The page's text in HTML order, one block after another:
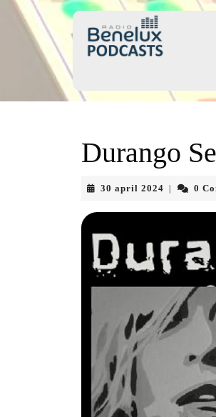
Skip
Durango
30 april 2024 30
2024
0